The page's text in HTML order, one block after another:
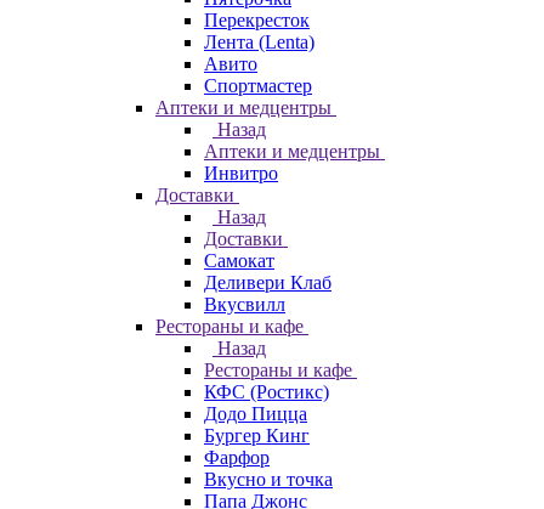
Перекресток
Лента (Lenta)
Авито
Спортмастер
Аптеки и медцентры
Назад
Аптеки и медцентры
Инвитро
Доставки
Назад
Доставки
Самокат
Деливери Клаб
Вкусвилл
Рестораны и кафе
Назад
Рестораны и кафе
КФС (Ростикс)
Додо Пицца
Бургер Кинг
Фарфор
Вкусно и точка
Папа Джонс